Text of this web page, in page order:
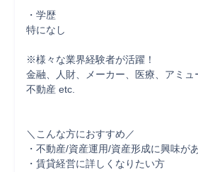
・学歴
特になし
※様々な業界経験者が活躍！
金融、人財、メーカー、医療、アミュ
不動産 etc.
＼こんな方におすすめ／
・不動産/資産運用/資産形成に興味が
・賃貸経営に詳しくなりたい方